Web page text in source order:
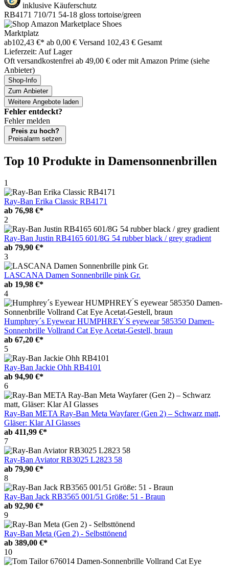
inklusive Käuferschutz
RB4171 710/71 54-18 gloss tortoise/green
Marktplatz
ab102,43 €* ab 0,00 € Versand 102,43 € Gesamt
Lieferzeit: Auf Lager
Oft versandkostenfrei ab 49,00 € oder mit Amazon Prime (siehe
Anbieter)
Shop-Info
Zum Anbieter
Weitere Angebote laden
Fehler entdeckt?
Fehler melden
Preis zu hoch?
Preisalarm setzen
Top 10 Produkte in Damensonnenbrillen
1
Ray-Ban Erika Classic RB4171
ab 76,98 €*
2
Ray-Ban Justin RB4165 601/8G 54 rubber black / grey gradient
ab 79,90 €*
3
LASCANA Damen Sonnenbrille pink Gr.
ab 19,98 €*
4
Humphrey´s Eyewear HUMPHREY ́S eyewear 585350 Damen-
Sonnenbrille Vollrand Cat Eye Acetat-Gestell, braun
ab 67,20 €*
5
Ray-Ban Jackie Ohh RB4101
ab 94,90 €*
6
Ray-Ban META Ray-Ban Meta Wayfarer (Gen 2) – Schwarz matt,
Gläser: Klar AI Glasses
ab 411,99 €*
7
Ray-Ban Aviator RB3025 L2823 58
ab 79,90 €*
8
Ray-Ban Jack RB3565 001/51 Größe: 51 - Braun
ab 92,90 €*
9
Ray-Ban Meta (Gen 2) - Selbsttönend
ab 389,00 €*
10